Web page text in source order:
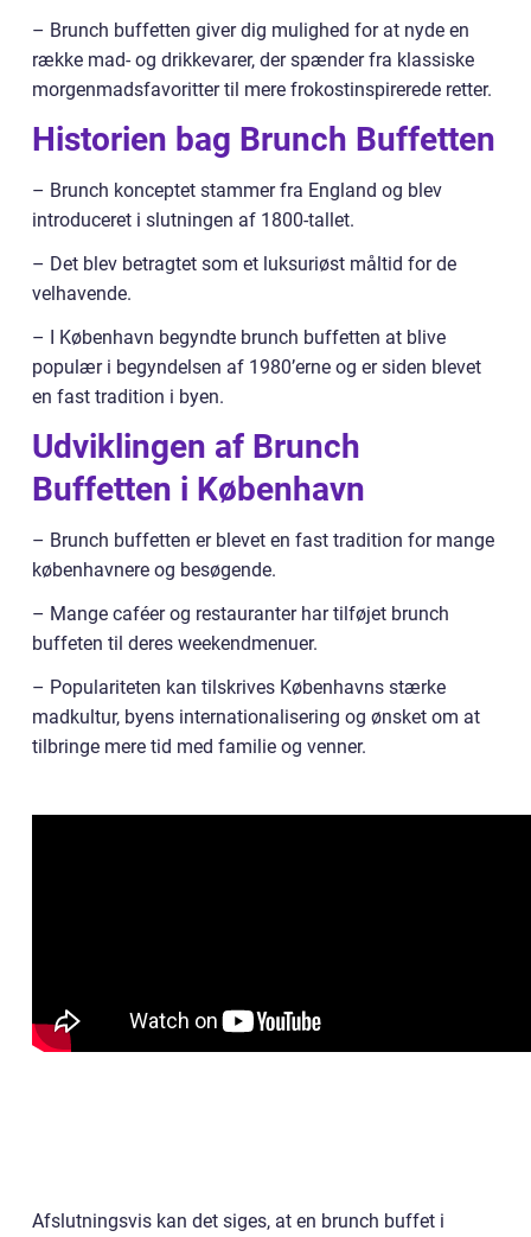
– Brunch buffetten giver dig mulighed for at nyde en
række mad- og drikkevarer, der spænder fra klassiske
morgenmadsfavoritter til mere frokostinspirerede retter.
Historien bag Brunch Buffetten
– Brunch konceptet stammer fra England og blev
introduceret i slutningen af 1800-tallet.
– Det blev betragtet som et luksuriøst måltid for de
velhavende.
– I København begyndte brunch buffetten at blive
populær i begyndelsen af 1980’erne og er siden blevet
en fast tradition i byen.
Udviklingen af Brunch
Buffetten i København
– Brunch buffetten er blevet en fast tradition for mange
københavnere og besøgende.
– Mange caféer og restauranter har tilføjet brunch
buffeten til deres weekendmenuer.
– Populariteten kan tilskrives Københavns stærke
madkultur, byens internationalisering og ønsket om at
tilbringe mere tid med familie og venner.
Afslutningsvis kan det siges, at en brunch buffet i